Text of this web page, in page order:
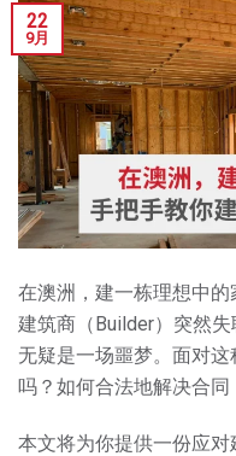
22
9月
在澳洲，建一栋理想中
建筑商（Builder）突然
无疑是一场噩梦。面对
吗？如何合法地解决合同
本文将为你提供一份应